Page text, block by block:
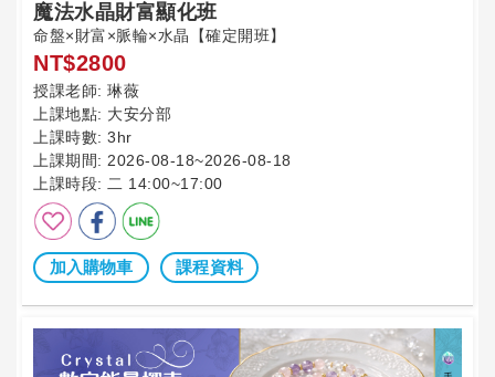
魔法水晶財富顯化班
命盤×財富×脈輪×水晶【確定開班】
NT$2800
授課老師: 琳薇
上課地點: 大安分部
上課時數: 3hr
上課期間: 2026-08-18~2026-08-18
上課時段: 二 14:00~17:00
加入購物車 課程資料